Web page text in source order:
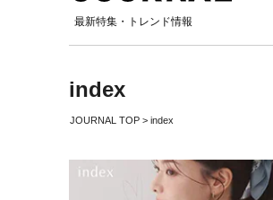
最新特集・トレンド情報
index
JOURNAL TOP > index